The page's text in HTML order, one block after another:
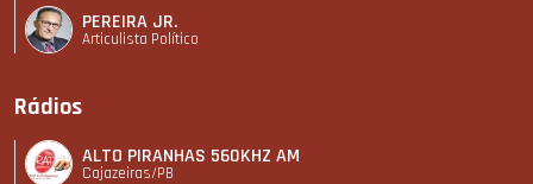
PEREIRA JR.
Articulista Polí­tico
Rádios
ALTO PIRANHAS 560KHZ AM
Cajazeiras/PB